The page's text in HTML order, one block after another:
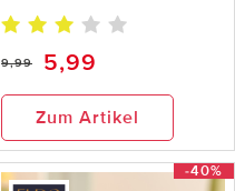
9,99 5,99
Zum Artikel
-40%